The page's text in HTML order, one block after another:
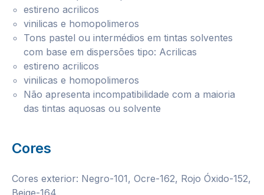
estireno acrilicos
vinilicas e homopolimeros
Tons pastel ou intermédios em tintas solventes
com base em dispersões tipo: Acrilicas
estireno acrilicos
vinilicas e homopolimeros
Não apresenta incompatibilidade com a maioria
das tintas aquosas ou solvente
Cores
Cores exterior: Negro-101, Ocre-162, Rojo Óxido-152,
Beige-164